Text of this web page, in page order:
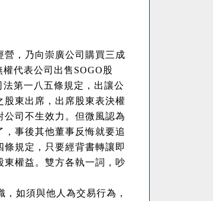
，乃向崇廣公司購買三成
代表公司出售 SOGO 股
第一八五條規定，出讓公
東出席，出席股東表決權
司不生效力。但微風認為
事後其他董事反悔就要追
規定，只要經背書轉讓即
權益。雙方各執一詞，吵
如須與他人為交易行為，